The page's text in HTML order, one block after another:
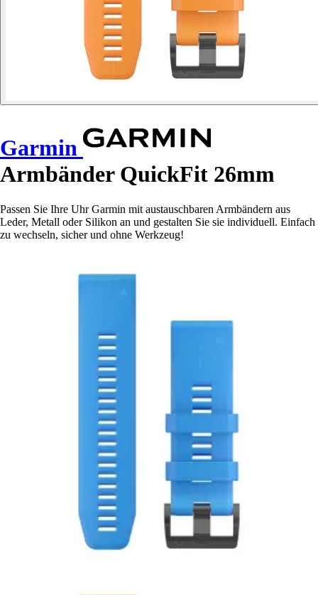
Garmin
Armbänder QuickFit 26mm
Passen Sie Ihre Uhr Garmin mit austauschbaren Armbändern aus
Leder, Metall oder Silikon an und gestalten Sie sie individuell. Einfach
zu wechseln, sicher und ohne Werkzeug!